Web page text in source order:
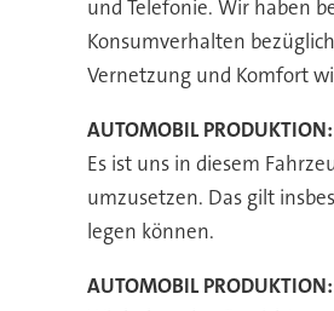
und Telefonie. Wir haben
Konsumverhalten
Vernetzung und Komfort
AUTOMOBIL PRODUKTION:
Es ist uns in diesem
umzusetzen. Das gilt
legen können.
AUTOMOBIL PRODUKTION: